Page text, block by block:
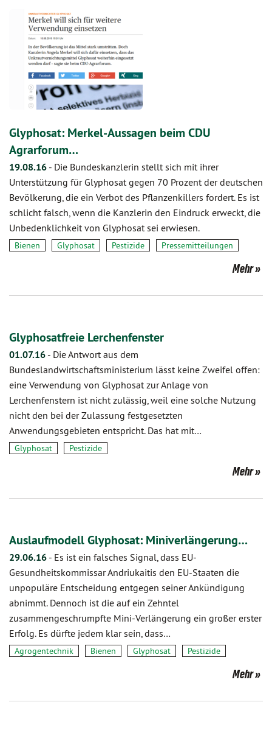
Glyphosat: Merkel-Aussagen beim CDU
Agrarforum…
19.08.16 - Die Bundeskanzlerin stellt sich mit ihrer
Unterstützung für Glyphosat gegen 70 Prozent der deutschen
Bevölkerung, die ein Verbot des Pflanzenkillers fordert. Es ist
schlicht falsch, wenn die Kanzlerin den Eindruck erweckt, die
Unbedenklichkeit von Glyphosat sei erwiesen.
Bienen Glyphosat Pestizide Pressemitteilungen
Mehr
Glyphosatfreie Lerchenfenster
01.07.16 - Die Antwort aus dem
Bundeslandwirtschaftsministerium lässt keine Zweifel offen:
eine Verwendung von Glyphosat zur Anlage von
Lerchenfenstern ist nicht zulässig, weil eine solche Nutzung
nicht den bei der Zulassung festgesetzten
Anwendungsgebieten entspricht. Das hat mit…
Glyphosat Pestizide
Mehr
Auslaufmodell Glyphosat: Miniverlängerung…
29.06.16 - Es ist ein falsches Signal, dass EU-
Gesundheitskommissar Andriukaitis den EU-Staaten die
unpopuläre Entscheidung entgegen seiner Ankündigung
abnimmt. Dennoch ist die auf ein Zehntel
zusammengeschrumpfte Mini-Verlängerung ein großer erster
Erfolg. Es dürfte jedem klar sein, dass…
Agrogentechnik Bienen Glyphosat Pestizide
Mehr